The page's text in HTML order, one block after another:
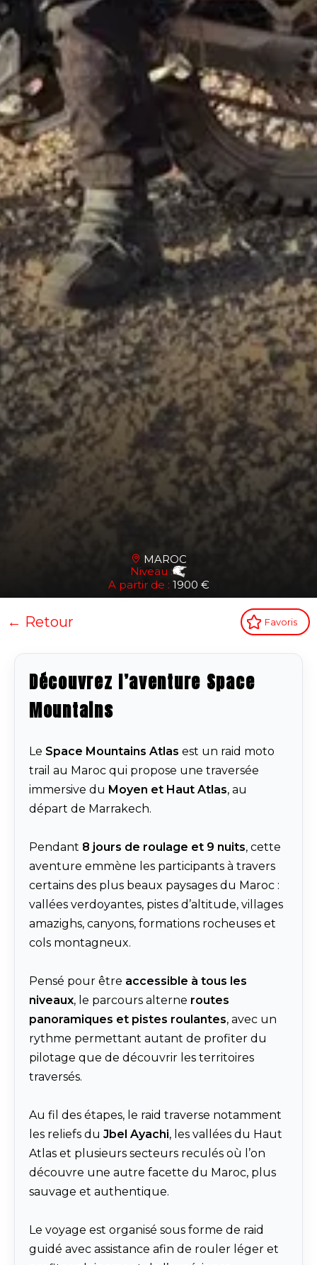
MAROC
Niveau :
A partir de : 1900 €
← Retour Favoris
Découvrez l’aventure Space
Mountains
Le Space Mountains Atlas est un raid moto
trail au Maroc qui propose une traversée
immersive du Moyen et Haut Atlas, au
départ de Marrakech.
Pendant 8 jours de roulage et 9 nuits, cette
aventure emmène les participants à travers
certains des plus beaux paysages du Maroc :
vallées verdoyantes, pistes d’altitude, villages
amazighs, canyons, formations rocheuses et
cols montagneux.
Pensé pour être accessible à tous les
niveaux, le parcours alterne routes
panoramiques et pistes roulantes, avec un
rythme permettant autant de profiter du
pilotage que de découvrir les territoires
traversés.
Au fil des étapes, le raid traverse notamment
les reliefs du Jbel Ayachi, les vallées du Haut
Atlas et plusieurs secteurs reculés où l’on
découvre une autre facette du Maroc, plus
sauvage et authentique.
Le voyage est organisé sous forme de raid
guidé avec assistance afin de rouler léger et